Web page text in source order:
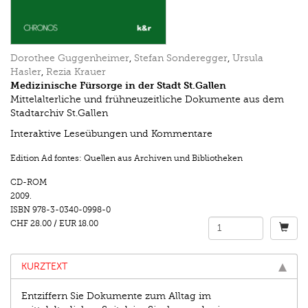
Dorothee Guggenheimer Stefan Sonderegger Ursula
Hasler Rezia Krauer
Medizinische Fürsorge in der Stadt St.Gallen
Mittelalterliche und frühneuzeitliche Dokumente aus dem
Stadtarchiv St.Gallen
Interaktive Leseübungen und Kommentare
Edition Ad fontes: Quellen aus Archiven und Bibliotheken
CD-ROM
2009.
ISBN 978-3-0340-0998-0
CHF 28.00 / EUR 18.00
KURZTEXT
Entziffern Sie Dokumente zum Alltag im